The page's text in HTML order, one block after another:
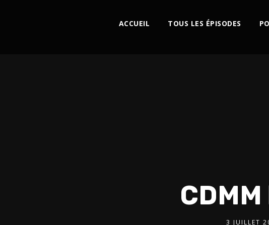
ACCUEIL TOUS LES ÉPISODES
3 JUILLET